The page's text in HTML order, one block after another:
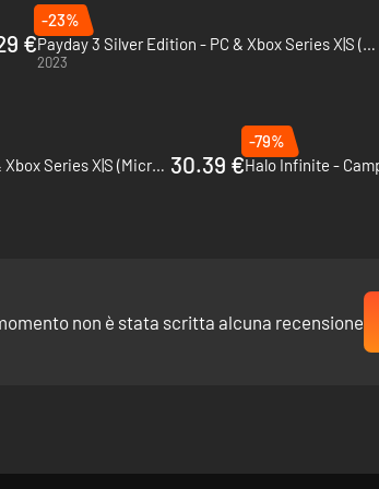
€
-23%
Payday 3 Silver Edition - PC & Xbox Series X|S (Microsoft Store)
2023
Gears 5 - PC, Xbox One & Xbox Series X|S (Microsoft Store) 30.39 €
-79%
non è stata scritta alcuna recensione